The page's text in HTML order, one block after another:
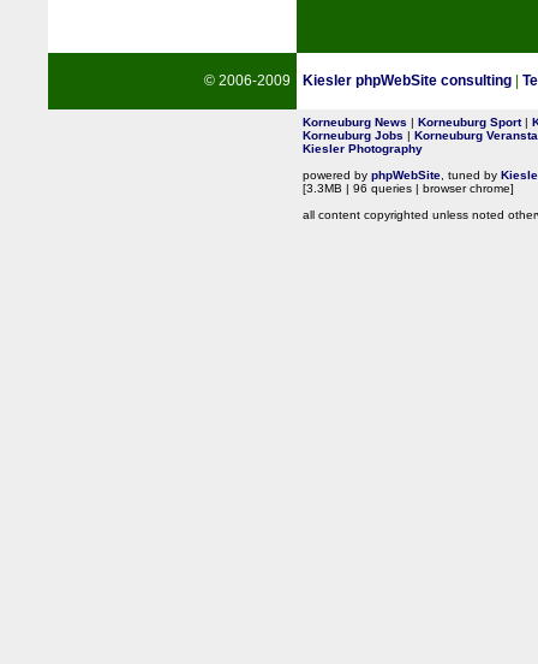
© 2006-2009 Kiesler phpWebSite consulting
Korneuburg News | Korneuburg Sport|
Korneuburg Jobs | Korneuburg
Kiesler Photography
powered by phpWebSite , tuned by
[3.3MB | 96 queries | browser chrome]
all content copyrighted unless noted